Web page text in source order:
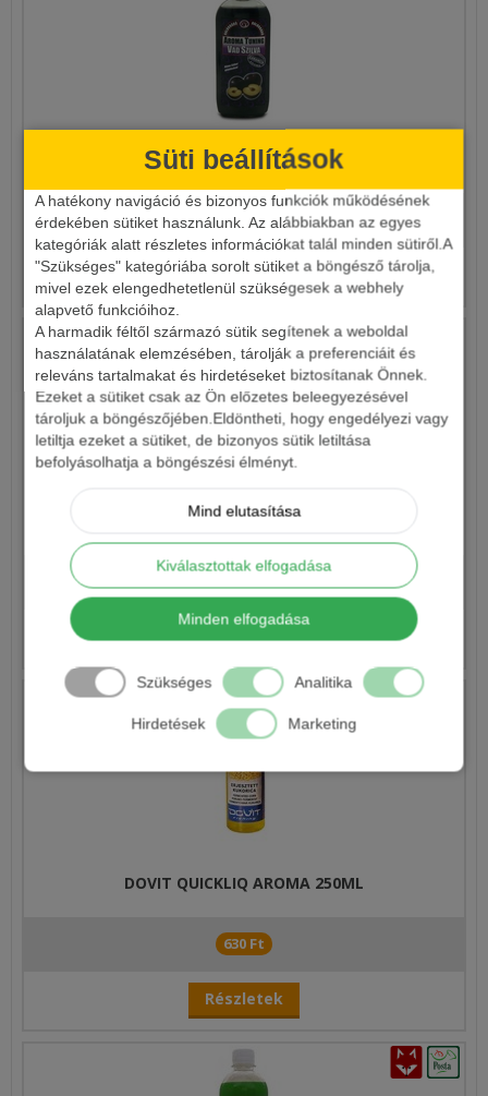
Süti beállítások
A hatékony navigáció és bizonyos funkciók működésének
érdekében sütiket használunk. Az alábbiakban az egyes
kategóriák alatt részletes információkat talál minden sütiről.A
"Szükséges" kategóriába sorolt sütiket a böngésző tárolja,
mivel ezek elengedhetetlenül szükségesek a webhely
alapvető funkcióihoz.
A harmadik féltől származó sütik segítenek a weboldal
használatának elemzésében, tárolják a preferenciáit és
releváns tartalmakat és hirdetéseket biztosítanak Önnek.
Ezeket a sütiket csak az Ön előzetes beleegyezésével
tároljuk a böngészőjében.Eldöntheti, hogy engedélyezi vagy
letiltja ezeket a sütiket, de bizonyos sütik letiltása
befolyásolhatja a böngészési élményt.
Mind elutasítása
Kiválasztottak elfogadása
Minden elfogadása
Szükséges Analitika
Hirdetések Marketing
HALDORÁDÓ AROMA TUNING 250ML
1 990 Ft
Részletek
TÍMÁR MIX FOLYÉKONY AROMA 250ML
1 290 Ft
Részletek
DOVIT QUICKLIQ AROMA 250ML
630 Ft
Részletek